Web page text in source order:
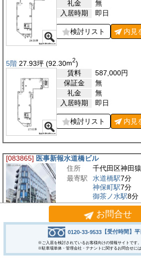
礼金
無
入居時期
即日
検討リスト 内見
5階 27.93坪 (92.30m2)
賃料
587,000円
保証金
無
礼金
無
入居時期
即日
検討リスト 内見
[083865] 医事新報水道橋ビル
住所
千代田区神田
最寄駅
水道橋駅7分
神保町駅7分
御茶ノ水駅8分
竣工
2023/5
千代田区神田猿楽町に位置する「医事新報水道
工した築浅オフィスビルで、洗練されたデザイ
魅力的な物件です。周辺には水道橋駅や神保町
お問合せ
0120-33-9533 【受付時間】
※ご入居を検討されているお客様向けの情報サイトです。
※駐車場単体・管理会社・テナントに関するお問合せに